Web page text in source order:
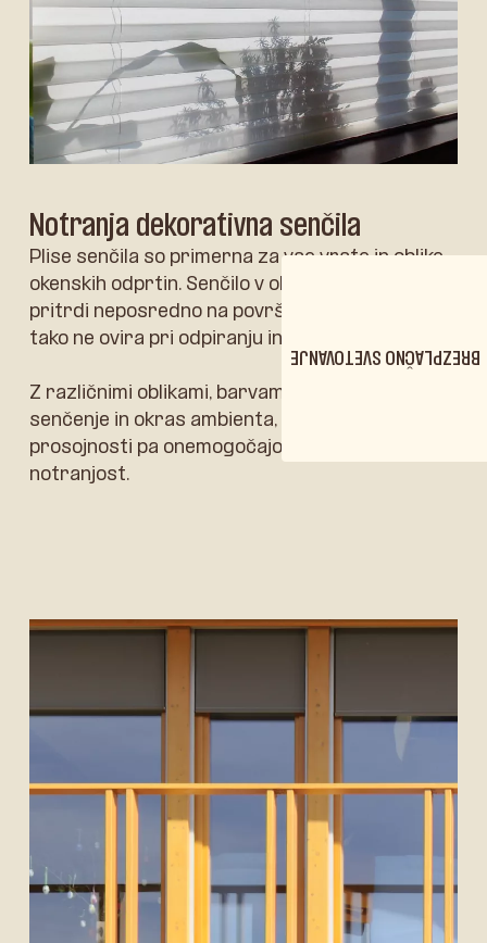
Notranja dekorativna senčila
Plise senčila so primerna za vse vrste in oblike
okenskih odprtin. Senčilo v obliki harmonike se
pritrdi neposredno na površino stekla in nas
tako ne ovira pri odpiranju in zapiranju oken.
Z različnimi oblikami, barvami in vzorci nudijo
senčenje in okras ambienta, različne stopnje
prosojnosti pa onemogočajo neželene poglede v
notranjost.
BREZPLAČNO SVETOVANJE